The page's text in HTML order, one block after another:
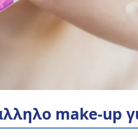
make-up